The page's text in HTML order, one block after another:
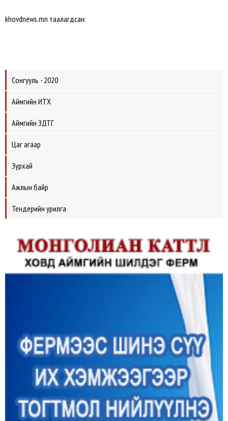
khovdnews.mn таалагдсан:
Сонгууль - 2020
Аймгийн ИТХ
Аймгийн ЗДТГ
Цаг агаар
Зурхай
Ажлын байр
Тендерийн урилга